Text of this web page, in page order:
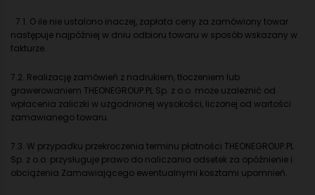
7.1. O ile nie ustalono inaczej, zapłata ceny za zamówiony towar
następuje najpóźniej w dniu odbioru towaru w sposób wskazany w
fakturze.
7.2. Realizację zamówień z nadrukiem, tłoczeniem lub
grawerowaniem THEONEGROUP.PL Sp. z o.o. może uzależnić od
wpłacenia zaliczki w uzgodnionej wysokości, liczonej od wartości
zamawianego towaru.
7.3. W przypadku przekroczenia terminu płatności THEONEGROUP.PL
Sp. z o.o. przysługuje prawo do naliczania odsetek za opóźnienie i
obciążenia Zamawiającego ewentualnymi kosztami upomnień.